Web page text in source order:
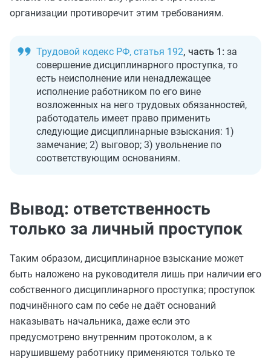
организации противоречит этим требованиям.
Трудовой кодекс РФ, статья 192, часть 1: за
совершение дисциплинарного проступка, то
есть неисполнение или ненадлежащее
исполнение работником по его вине
возложенных на него трудовых обязанностей,
работодатель имеет право применить
следующие дисциплинарные взыскания: 1)
замечание; 2) выговор; 3) увольнение по
соответствующим основаниям.
Вывод: ответственность
только за личный проступок
Таким образом, дисциплинарное взыскание может
быть наложено на руководителя лишь при наличии его
собственного дисциплинарного проступка; проступок
подчинённого сам по себе не даёт оснований
наказывать начальника, даже если это
предусмотрено внутренним протоколом, а к
нарушившему работнику применяются только те